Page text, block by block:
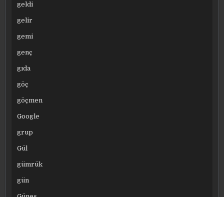
geldi
gelir
gemi
genç
gıda
göç
göçmen
Google
grup
Gül
gümrük
gün